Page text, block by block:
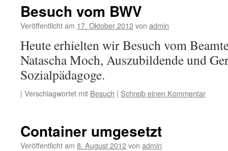
Besuch vom BWV
Veröffentlicht am 17. Oktober 2012von admin
Heute erhielten wir Besuch vom
Natascha Moch, Auszubildende und
Sozialpädagoge.
| Verschlagwortet mit Besuch | Schreib einen Kommentar
Container umgesetzt
Veröffentlicht am 8. August 2012von admin